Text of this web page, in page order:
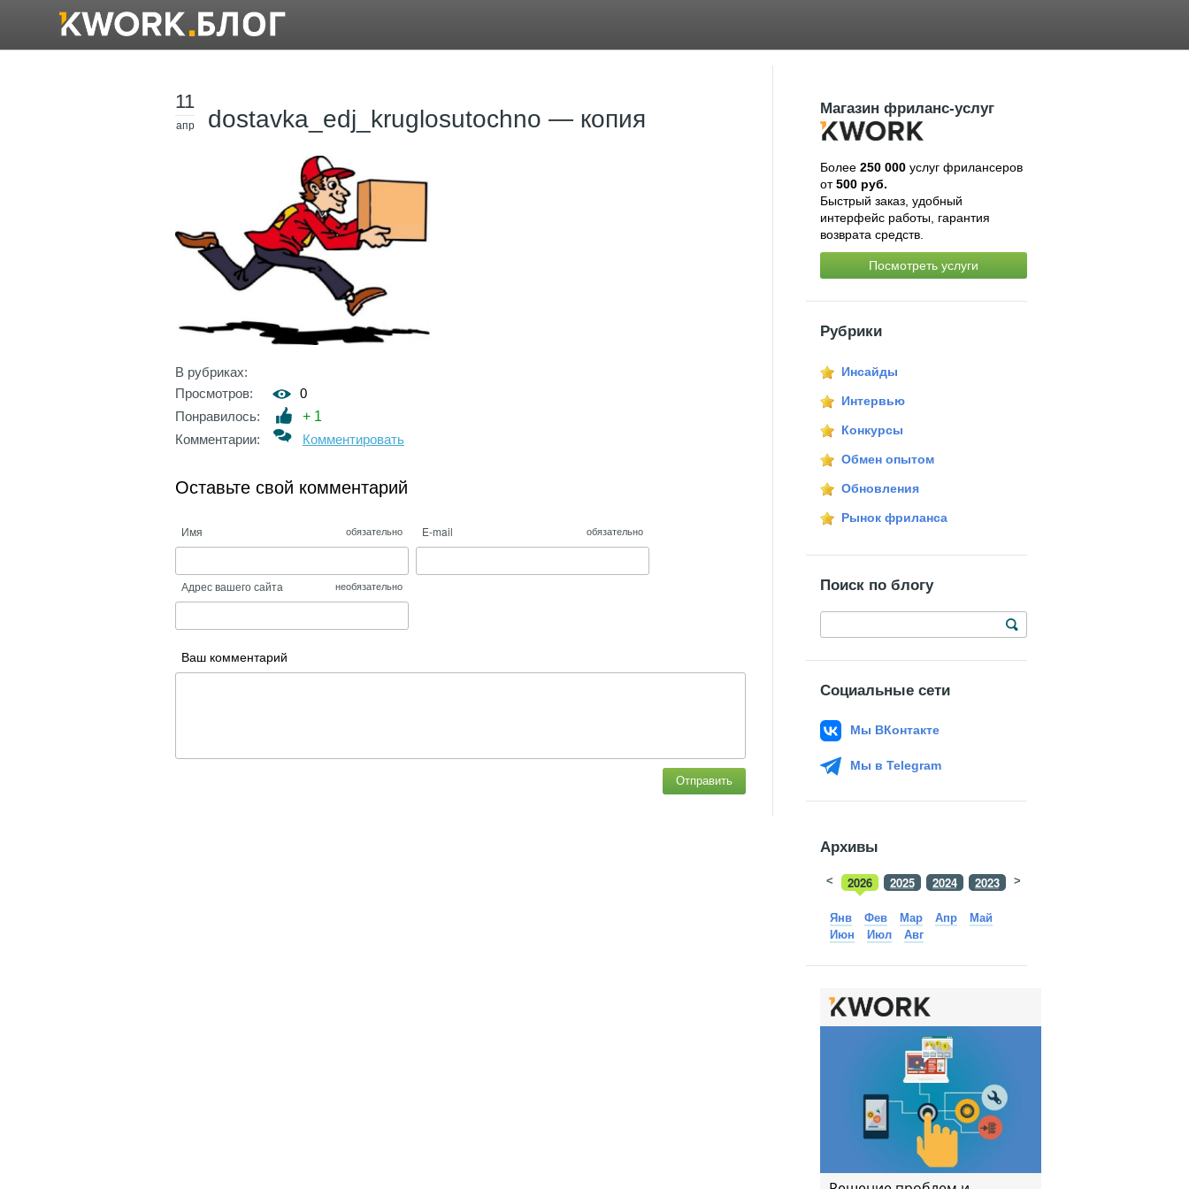
11
апр dostavka_edj_kruglosutochno — копия
В рубриках:
Просмотров:
0
Понравилось:
+ 1
Комментарии:
Комментировать
Оставьте свой комментарий
Имя обязательно E-mail обязательно
Адрес вашего сайта необязательно
Ваш комментарий
Отправить
Магазин фриланс-услуг
Более 250 000услуг фрилансеров
от500 руб.
Быстрый заказ, удобный
интерфейс работы, гарантия
возврата средств.
Посмотреть услуги
Рубрики
Инсайды
Интервью
Конкурсы
Обмен опытом
Обновления
Рынок фриланса
Поиск по блогу
Социальные сети
Мы ВКонтакте
Мы в Telegram
Архивы
2026 2025 2024 2023 2022
< >
Янв Фев Мар Апр
Май
Июн
Июл Авг